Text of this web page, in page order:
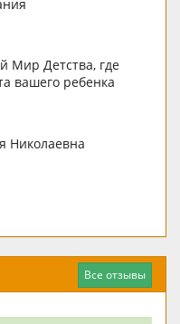
Мир Детства, где
вашего ребенка
Николаевна
Все отзывы